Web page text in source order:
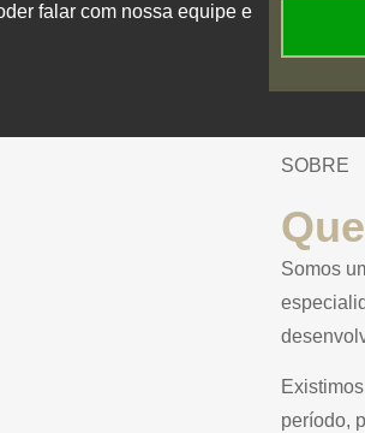
falar com nossa equipe e
SOBRE
Somos
período,